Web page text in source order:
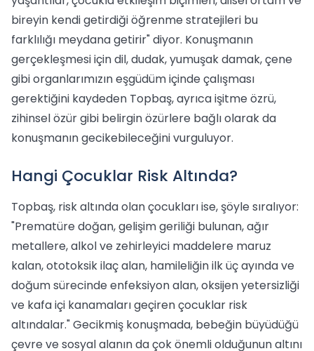
bireyin kendi getirdiği öğrenme stratejileri bu
farklılığı meydana getirir" diyor. Konuşmanın
gerçekleşmesi için dil, dudak, yumuşak damak, çene
gibi organlarımızın eşgüdüm içinde çalışması
gerektiğini kaydeden Topbaş, ayrıca işitme özrü,
zihinsel özür gibi belirgin özürlere bağlı olarak da
konuşmanın gecikebileceğini vurguluyor.
Hangi Çocuklar Risk Altında?
Topbaş, risk altında olan çocukları ise, şöyle sıralıyor:
"Prematüre doğan, gelişim geriliği bulunan, ağır
metallere, alkol ve zehirleyici maddelere maruz
kalan, ototoksik ilaç alan, hamileliğin ilk üç ayında ve
doğum sürecinde enfeksiyon alan, oksijen yetersizliği
ve kafa içi kanamaları geçiren çocuklar risk
altındalar." Gecikmiş konuşmada, bebeğin büyüdüğü
çevre ve sosyal alanın da çok önemli olduğunun altını